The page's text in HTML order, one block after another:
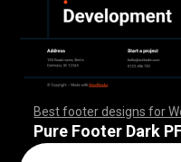
Best footer designs for
,,,,,,,,,,,,,,,,,,,,,,,,,,,
,,,,,,,,,,,,,,,,,,,,,,,,,,,
,,,,,,,,
Pure Footer Dark